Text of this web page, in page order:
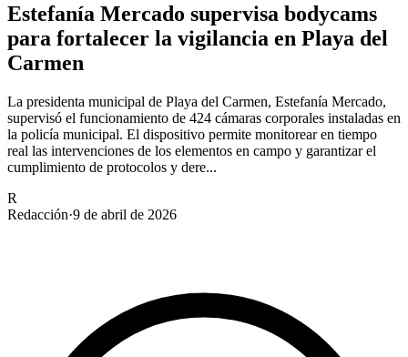
Estefanía Mercado supervisa bodycams
para fortalecer la vigilancia en Playa del
Carmen
La presidenta municipal de Playa del Carmen, Estefanía Mercado,
supervisó el funcionamiento de 424 cámaras corporales instaladas en
la policía municipal. El dispositivo permite monitorear en tiempo
real las intervenciones de los elementos en campo y garantizar el
cumplimiento de protocolos y dere...
R
Redacción·9 de abril de 2026